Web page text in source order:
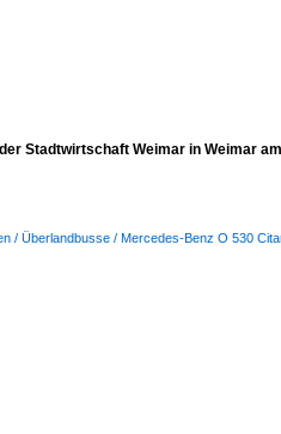
Stadtwirtschaft Weimar in Weimar
/ Überlandbusse / Mercedes-Benz O 530